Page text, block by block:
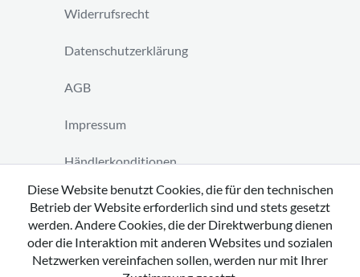
Widerrufsrecht
Datenschutzerklärung
AGB
Impressum
Händlerkonditionen
Vertrag widerrufen
Diese Website benutzt Cookies, die für den technischen
Betrieb der Website erforderlich sind und stets gesetzt
werden. Andere Cookies, die der Direktwerbung dienen
oder die Interaktion mit anderen Websites und sozialen
Netzwerken vereinfachen sollen, werden nur mit Ihrer